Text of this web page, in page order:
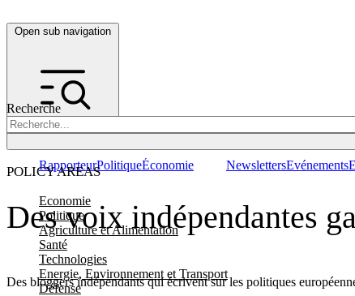
Open sub navigation
Recherche
POLICY AREAS
Economie
Politique
Agriculture et Alimentation
Santé
Technologies
Energie, Environnement et Transport
Défense
RapporteurPolitiqueÉconomie NewslettersEvénements
Des voix indépendantes
Des bloggers indépendants qui écrivent sur les politiques